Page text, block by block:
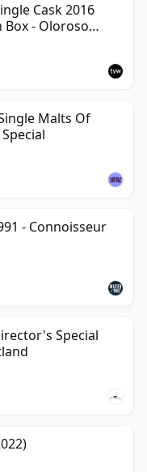
Cask 2016
- Oloroso
Malts Of
- Connoisseur
Special